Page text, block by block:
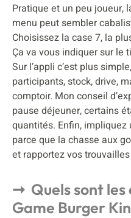
Pratique et un peu joueur,
menu peut sembler
Choisissez la case 7, la
Ça va vous indiquer sur le
Sur l’appli c’est plus
participants, stock, drive,
comptoir. Mon conseil
pause déjeuner, certains
quantités. Enfin,
parce que la chasse aux
et rapportez vos
Quels sont
Game Burger